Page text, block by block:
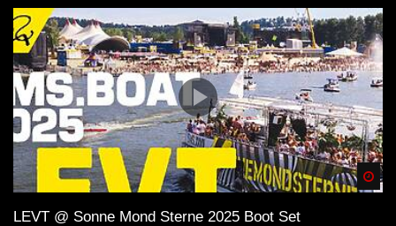
LEVT @ Sonne Mond Sterne 2025 Boot Set